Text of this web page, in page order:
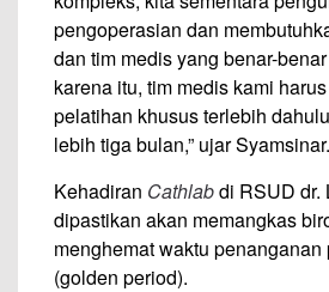
pengoperasian dan
dan tim medis yang benar-
karena itu, tim medis kami
pelatihan khusus terlebih
lebih tiga bulan,” ujar Syamsinar.
Kehadiran Cathlabdi RSUD dr.
dipastikan akan memangkas
menghemat waktu
(golden period).